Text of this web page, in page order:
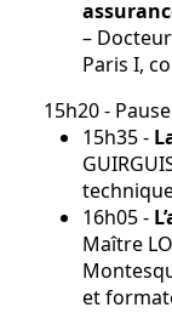
–
Paris I,
15h20 - Pause
15h35 -
16h05 -
Maître
et